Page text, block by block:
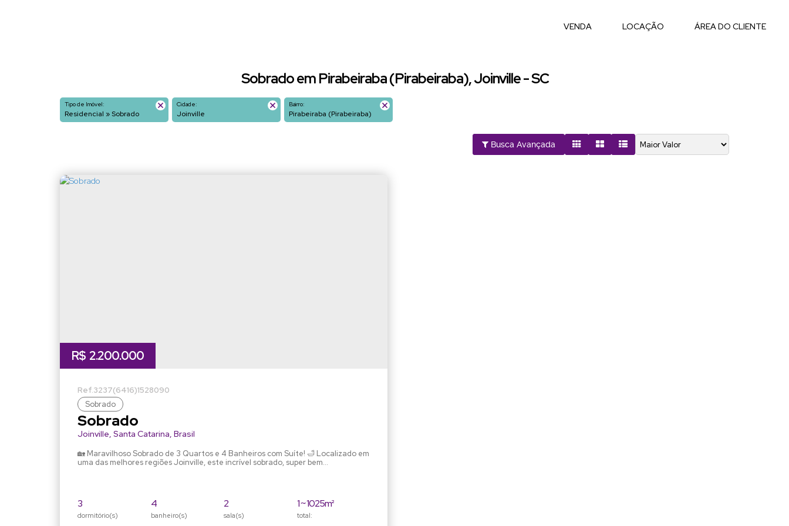
ÁREA DO CLIENTE
LOCAÇÃO
VENDA
Sobrado em Pirabeiraba (Pirabeiraba), Joinville - SC
Tipo de Imóvel:
Residencial » Sobrado
Cidade:
Joinville
Bairro:
Pirabeiraba (Pirabeiraba)
Busca Avançada
R$ 2.200.000
Sobrado
Sobrado
3237(6416)1528090
Joinville Santa Catarina Brasil
3
dormitório(s)
4
banheiro(s)
2
sala(s) total:
1 ~ 1025m²
🏡 Maravilhoso Sobrado de 3 Quartos e 4 Banheiros com Suíte! 🛁 Localizado em
uma das melhores regiões Joinville, este incrível sobrado, super bem